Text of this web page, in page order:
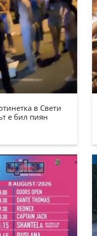
в Свети
е бил пиян